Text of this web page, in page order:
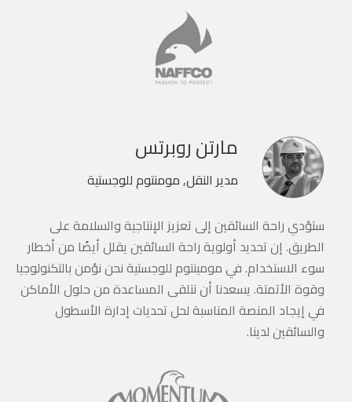
مارتن روبرتس
مدير النقل, مومنتوم للوجستية
ستؤدي راحة السائقين إلى تعزيز الإنتاجية والسلامة على
الطريق. إن تحديد أولوية راحة السائقين يقلل أيضًا من أخطار
سوء الاستخدام. في مومينتوم للوجستية نحن نؤمن بالتكنولوجيا
وقوة الأتمتة. يسعدنا أن نتلقى المساعدة من حلول الأماكن
في إيجاد المنصة المناسبة لحل تحديات إدارة الأسطول
والسائقين لدينا.